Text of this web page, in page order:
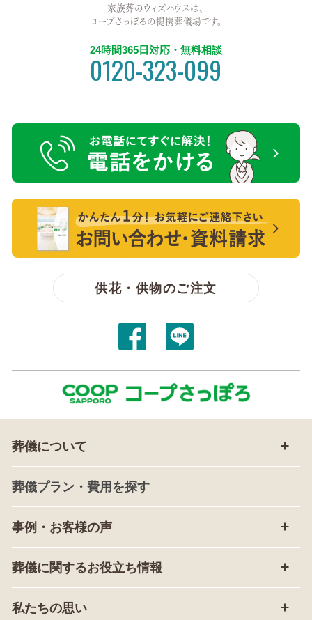
家族葬のウィズハウスは、
コープさっぽろの提携葬儀場です。
24時間365日対応・無料相談
0120-323-099
電話をかける【無料】
【無料】資料請求・お問い合わせ
供花・供物のご注文
葬儀について
葬儀プラン・費用を探す
事例・お客様の声
葬儀に関するお役立ち情報
私たちの思い